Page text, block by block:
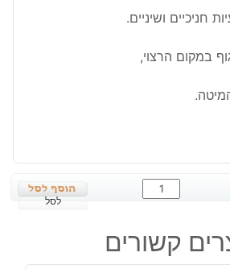
חניכיים ושיניים.
במקום הרצוי,
כמות
של
חלוק
גדול
לסל
קשורים